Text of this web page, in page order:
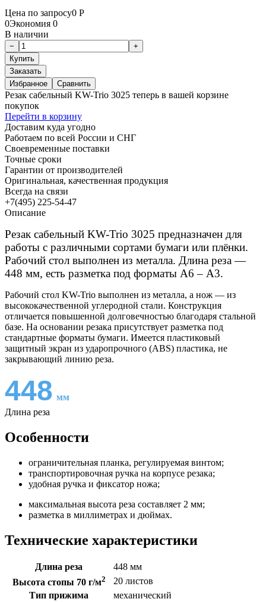
Цена по запросу0 Р
0Экономия 0
В наличии
Заказать
Избранное
Сравнить
Резак сабельный KW-Trio 3025 теперь в вашей корзине
покупок
Перейти в корзину
Доставим куда угодно
Работаем по всей России и СНГ
Своевременные поставки
Точные сроки
Гарантии от производителей
Оригинальная, качественная продукция
Всегда на связи
+7(495) 225-54-47
Описание
Резак сабельный KW-Trio 3025 предназначен для
работы с различными сортами бумаги или плёнки.
Рабочий стол выполнен из металла. Длина реза —
448 мм, есть разметка под форматы А6 – А3.
Рабочий стол KW-Trio выполнен из металла, а нож — из
высококачественной углеродной стали. Конструкция
отличается повышенной долговечностью благодаря стальной
базе. На основании резака присутствует разметка под
стандартные форматы бумаги. Имеется пластиковый
защитный экран из ударопрочного (ABS) пластика, не
закрывающий линию реза.
448 мм
Длина реза
Особенности
ограничительная планка, регулируемая винтом;
транспортировочная ручка на корпусе резака;
удобная ручка и фиксатор ножа;
максимальная высота реза составляет 2 мм;
разметка в миллиметрах и дюймах.
Технические характеристики
Длина реза
448 мм
Высота стопы 70 г/м2
20 листов
Тип прижима
механический